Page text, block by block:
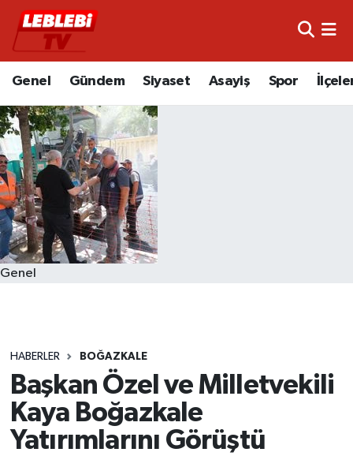
Genel Gündem Siyaset Asayiş Spor
Genel
HABERLER BOĞAZKALE
Başkan Özel ve Milletvekili
Kaya Boğazkale
Yatırımlarını Görüştü
Hava Durumu
Trafik Durumu
Süper Lig Puan Durumu ve Fikstür
Tüm Manşetler
Son Dakika Haberleri